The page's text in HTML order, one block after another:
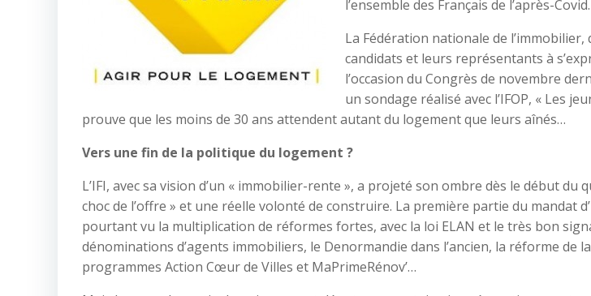
l’ensemble des Français de l’après-Covid.
La Fédération nationale de l’immobilier,
candidats et leurs représentants à
l’occasion du Congrès de novembre
un sondage réalisé avec l’IFOP, « Les
prouve que les moins de 30 ans attendent autant du logement que leurs aînés…
Vers une fin de la politique du logement ?
L’IFI, avec sa vision d’un « immobilier-rente », a projeté son ombre dès le début du
choc de l’offre » et une réelle volonté de construire. La première partie du mandat
pourtant vu la multiplication de réformes fortes, avec la loi ELAN et le très bon
dénominations d’agents immobiliers, le Denormandie dans l’ancien, la réforme de
programmes Action Cœur de Villes et MaPrimeRénov’…